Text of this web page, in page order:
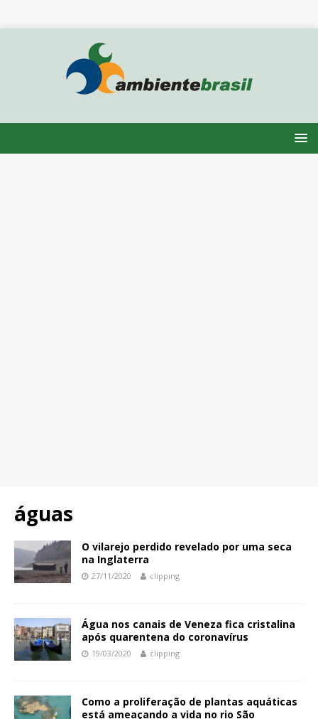
águas
O vilarejo perdido revelado por uma seca
na Inglaterra
27/11/2020 clipping
Água nos canais de Veneza fica cristalina
após quarentena do coronavírus
19/03/2020 clipping
Como a proliferação de plantas aquáticas
está ameaçando a vida no rio São